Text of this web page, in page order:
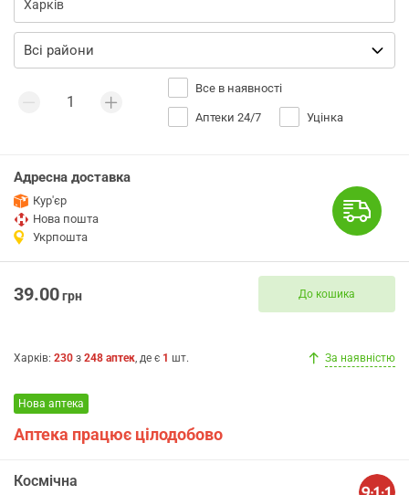
Все в наявності
Аптеки 24/7 Уцінка
Адресна доставка
Кур'єр
Нова пошта
Укрпошта
39.00грн До кошика
Харків: 230 з 248 аптек, де є 1 шт. За наявністю
Нова аптека
Аптека працює цілодобово
Космічна